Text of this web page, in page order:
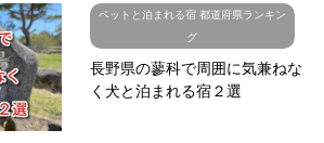
ペットと泊まれる宿 都道府県ランキン
グ
長野県の蓼科で周囲に気兼ねな
く犬と泊まれる宿２選